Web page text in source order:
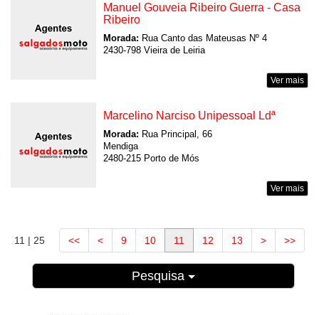
Manuel Gouveia Ribeiro Guerra - Casa
Ribeiro
Morada: Rua Canto das Mateusas Nº 4
2430-798 Vieira de Leiria
Ver mais
Marcelino Narciso Unipessoal Ldª
Morada: Rua Principal, 66
Mendiga
2480-215 Porto de Mós
Ver mais
11 | 25 << < 9 10 11 12 13 > >>
Pesquisa